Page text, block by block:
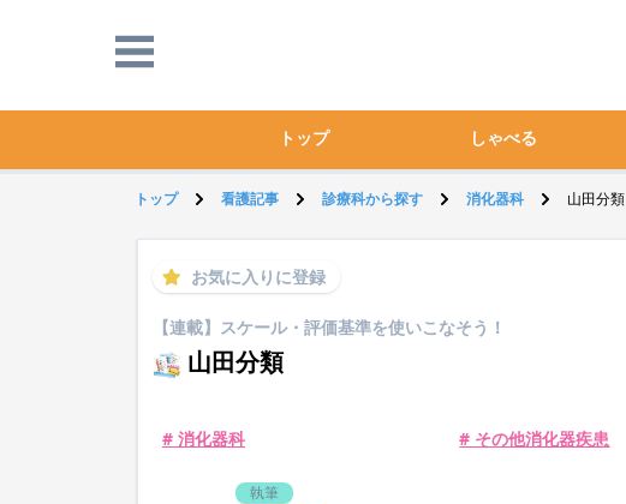
トップ しゃべる
トップ 看護記事 診療科から探す 消化器科 山田分類
お気に入りに登録
【連載】スケール・評価基準を使いこなそう！
山田分類
# 消化器科 # その他消化器疾患
執筆